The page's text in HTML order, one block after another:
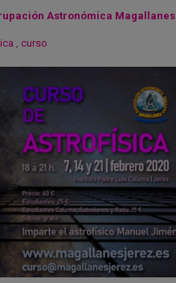
Astronómica Magallanes
, curso